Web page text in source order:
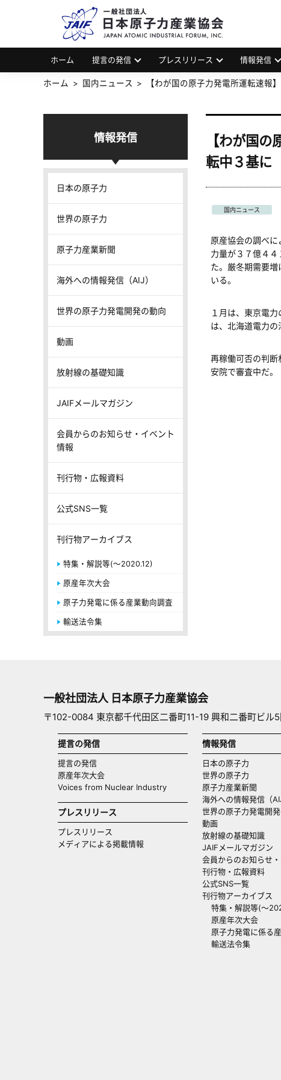
ホーム 提言の発信 プレスリリース 情報発信
ホーム 国内ニュース 【わが国の原子力発電所運転速
【わが国
転中３基に
国内ニュース
原産協会の調べ
力量が３７億４
た。厳冬期需要
いる。
１月は、東京電
は、北海道電力の
再稼働可否の判
安院で審査中だ。
情報発信
日本の原子力
世界の原子力
原子力産業新聞
海外への情報発信（AIJ）
世界の原子力発電開発の動向
動画
放射線の基礎知識
JAIFメールマガジン
会員からのお知らせ・イベント
情報
刊行物・広報資料
公式SNS一覧
刊行物アーカイブス
特集・解説等(～2020.12)
原産年次大会
原子力発電に係る産業動向調査
輸送法令集
一般社団法人 日本原子力産業協会
〒102-0084 東京都千代田区二番町11-19 興和二番町ビル
提言の発信
提言の発信
原産年次大会
Voices from Nuclear Industry
プレスリリース
プレスリリース
メディアによる掲載情報
情報発信
日本の原子力
世界の原子力
原子力産業新聞
海外への情報発信（
世界の原子力発電開
動画
放射線の基礎知識
JAIFメールマガジン
会員からのお知らせ
刊行物・広報資料
公式SNS一覧
刊行物アーカイブス
特集・解説等(～
原産年次大会
原子力発電に係る
輸送法令集